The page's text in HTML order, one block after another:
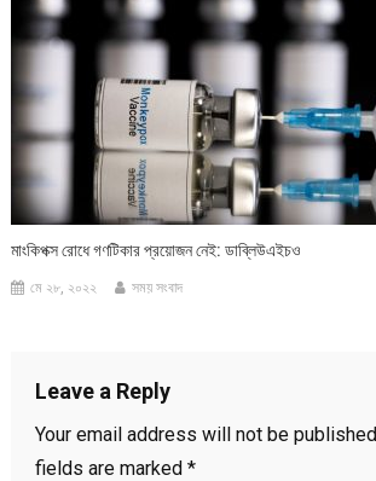
মাংকিপক্স রোধে গণটিকার প্রয়োজন নেই: ডাব্লিউএইচও
মে ২৮, ২০২২ সময় সংবাদ
Leave a Reply
Your email address will not be
fields are marked *